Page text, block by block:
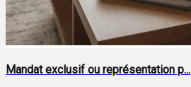
Mandat exclusif ou représentation p...